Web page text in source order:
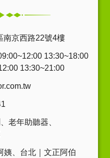
南京西路22號4樓
13:30~18:00
13:30~21:00
老年助聽器
姨 台北｜文正阿伯